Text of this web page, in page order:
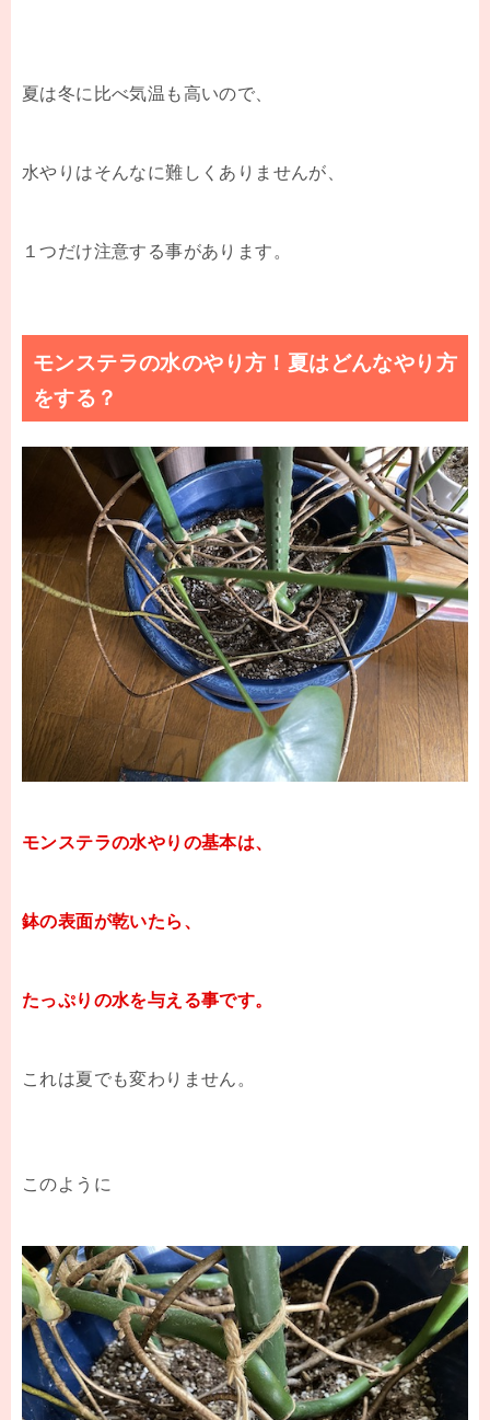
夏は冬に比べ気温も高いので、
水やりはそんなに難しくありませんが、
１つだけ注意する事があります。
モンステラの水のやり方！夏はどんなやり方
をする？
モンステラの水やりの基本は、
鉢の表面が乾いたら、
たっぷりの水を与える事です。
これは夏でも変わりません。
このように